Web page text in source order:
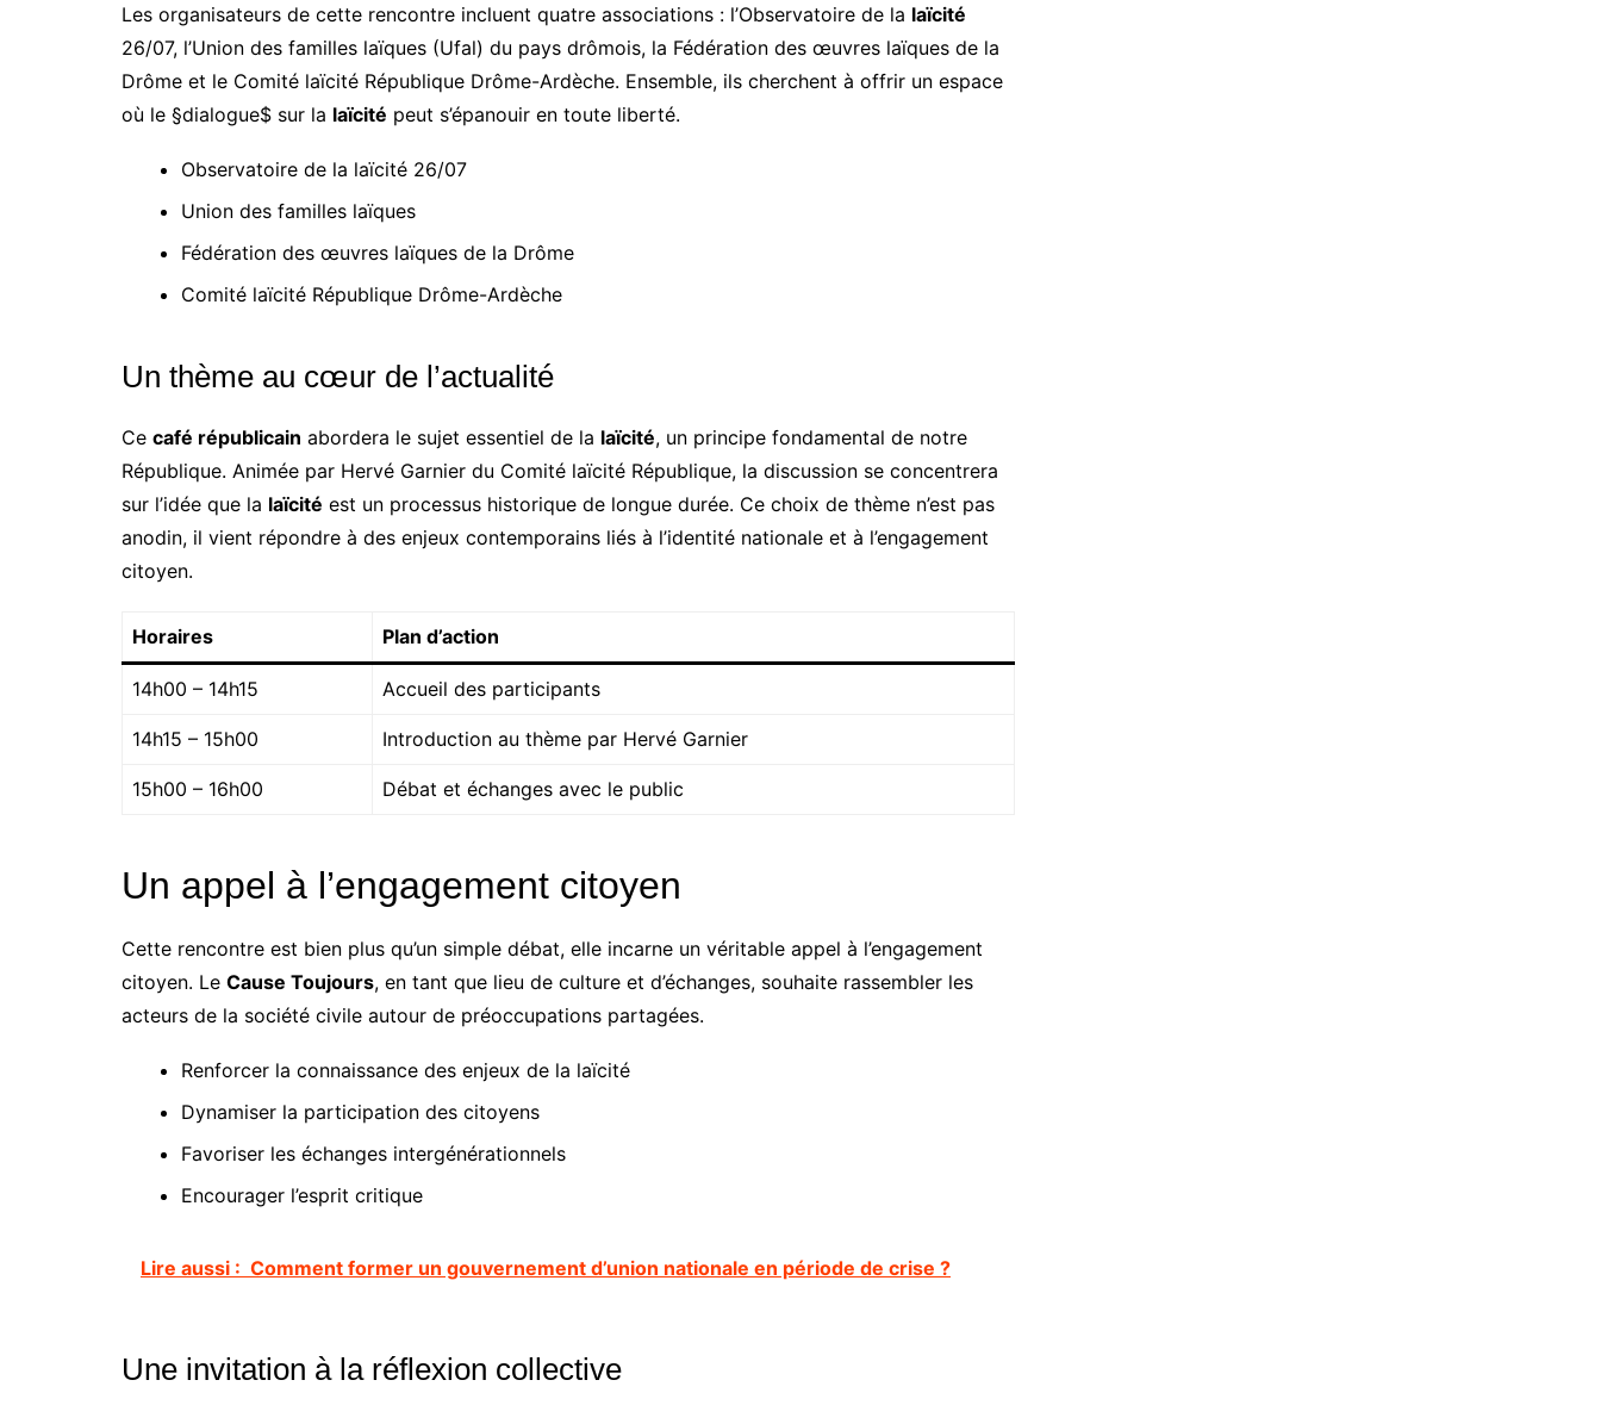
Les organisateurs de cette rencontre incluent quatre associations : l’Observatoire de la laïcité
26/07, l’Union des familles laïques (Ufal) du pays drômois, la Fédération des œuvres laïques de la
Drôme et le Comité laïcité République Drôme-Ardèche. Ensemble, ils cherchent à offrir un espace
où le §dialogue$ sur la laïcité peut s’épanouir en toute liberté.
Observatoire de la laïcité 26/07
Union des familles laïques
Fédération des œuvres laïques de la Drôme
Comité laïcité République Drôme-Ardèche
Un thème au cœur de l’actualité
Ce café républicain abordera le sujet essentiel de la laïcité, un principe fondamental de notre
République. Animée par Hervé Garnier du Comité laïcité République, la discussion se concentrera
sur l’idée que la laïcité est un processus historique de longue durée. Ce choix de thème n’est pas
anodin, il vient répondre à des enjeux contemporains liés à l’identité nationale et à l’engagement
citoyen.
Horaires Plan d’action
14h00 – 14h15 Accueil des participants
14h15 – 15h00 Introduction au thème par Hervé Garnier
15h00 – 16h00 Débat et échanges avec le public
Un appel à l’engagement citoyen
Cette rencontre est bien plus qu’un simple débat, elle incarne un véritable appel à l’engagement
citoyen. Le Cause Toujours, en tant que lieu de culture et d’échanges, souhaite rassembler les
acteurs de la société civile autour de préoccupations partagées.
Renforcer la connaissance des enjeux de la laïcité
Dynamiser la participation des citoyens
Favoriser les échanges intergénérationnels
Encourager l’esprit critique
Lire aussi : Comment former un gouvernement d’union nationale en période de crise ?
Une invitation à la réflexion collective